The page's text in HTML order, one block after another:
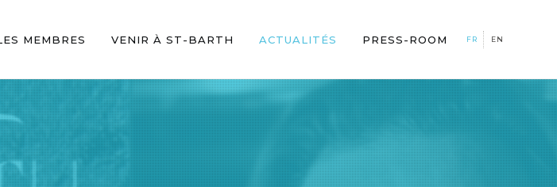
MEMBRES VENIR À ST-BARTH ACTUALITÉS PRESS-ROOM FR EN